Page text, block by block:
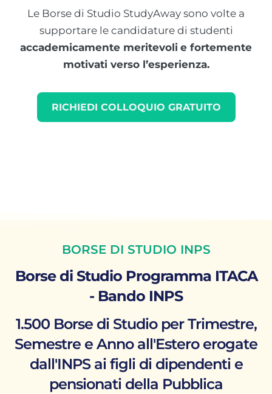
Le Borse di Studio StudyAway sono volte a
supportare le candidature di studenti
accademicamente meritevoli e fortemente
motivati verso l’esperienza.
RICHIEDI COLLOQUIO GRATUITO
BORSE DI STUDIO INPS
Borse di Studio Programma ITACA
- Bando INPS
1.500 Borse di Studio per Trimestre,
Semestre e Anno all'Estero erogate
dall'INPS ai figli di dipendenti e
pensionati della Pubblica